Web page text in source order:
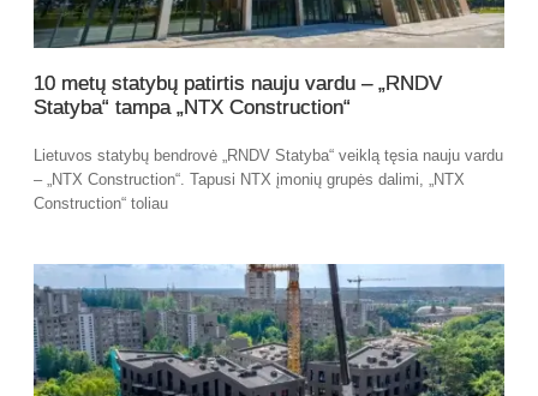
10 metų statybų patirtis nauju vardu – „RNDV
Statyba“ tampa „NTX Construction“
Lietuvos statybų bendrovė „RNDV Statyba“ veiklą tęsia nauju vardu
– „NTX Construction“. Tapusi NTX įmonių grupės dalimi, „NTX
Construction“ toliau